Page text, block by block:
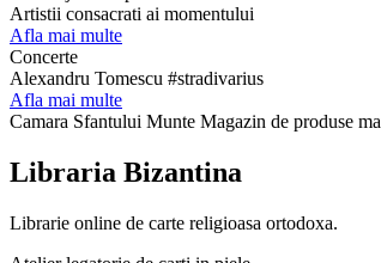
Artistii consacrati ai momentului
Afla mai multe
Concerte
Alexandru Tomescu #stradivarius
Afla mai multe
Camara Sfantului Munte Magazin de produse
Libraria Bizantina
Librarie online de carte religioasa ortodoxa.